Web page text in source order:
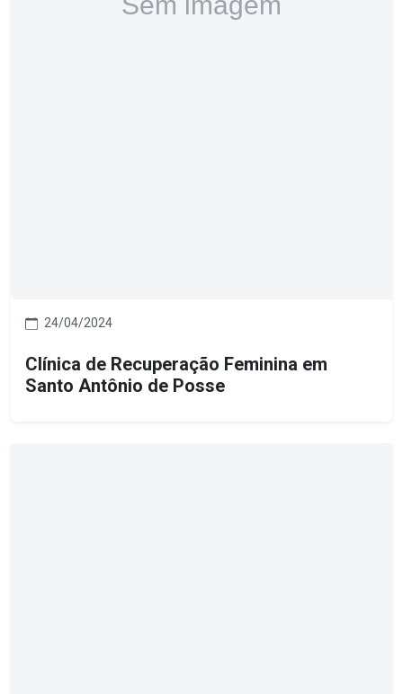
24/04/2024
Clínica de Recuperação Feminina em
Santo Antônio de Posse